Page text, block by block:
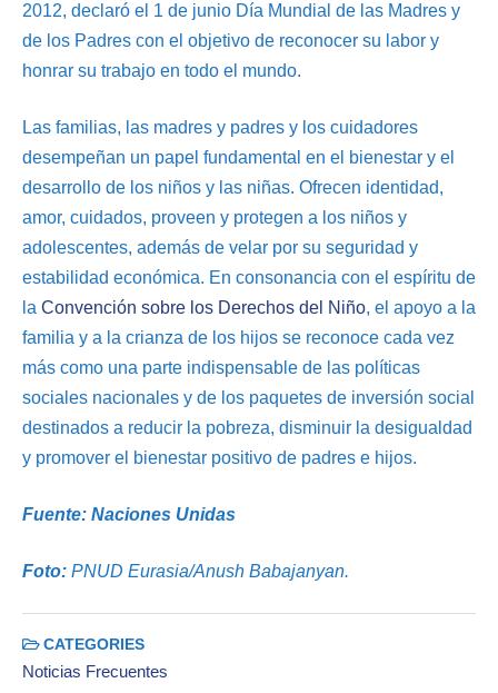
2012, declaró el 1 de junio Día Mundial de las Madres y
de los Padres con el objetivo de reconocer su labor y
honrar su trabajo en todo el mundo.
Las familias, las madres y padres y los cuidadores
desempeñan un papel fundamental en el bienestar y el
desarrollo de los niños y las niñas. Ofrecen identidad,
amor, cuidados, proveen y protegen a los niños y
adolescentes, además de velar por su seguridad y
estabilidad económica. En consonancia con el espíritu de
la Convención sobre los Derechos del Niño, el apoyo a la
familia y a la crianza de los hijos se reconoce cada vez
más como una parte indispensable de las políticas
sociales nacionales y de los paquetes de inversión social
destinados a reducir la pobreza, disminuir la desigualdad
y promover el bienestar positivo de padres e hijos.
Fuente: Naciones Unidas
Foto: PNUD Eurasia/Anush Babajanyan.
CATEGORIES
Noticias Frecuentes